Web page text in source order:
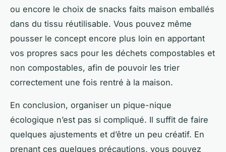
ou encore le choix de snacks faits maison emballés
dans du tissu réutilisable. Vous pouvez même
pousser le concept encore plus loin en apportant
vos propres sacs pour les déchets compostables et
non compostables, afin de pouvoir les trier
correctement une fois rentré à la maison.
En conclusion, organiser un pique-nique
écologique n’est pas si compliqué. Il suffit de faire
quelques ajustements et d’être un peu créatif. En
prenant ces quelques précautions, vous pouvez